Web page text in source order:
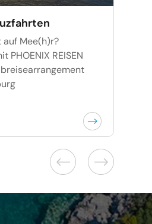
auf Mee(h)r?
PHOENIX REISEN